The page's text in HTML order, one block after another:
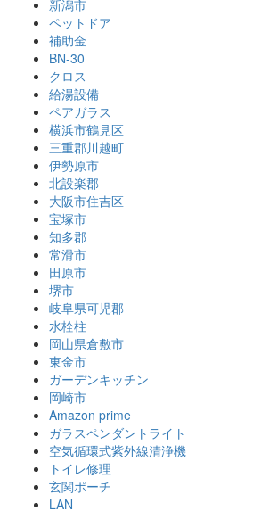
新潟市
ペットドア
補助金
BN-30
クロス
給湯設備
ペアガラス
横浜市鶴見区
三重郡川越町
伊勢原市
北設楽郡
大阪市住吉区
宝塚市
知多郡
常滑市
田原市
堺市
岐阜県可児郡
水栓柱
岡山県倉敷市
東金市
ガーデンキッチン
岡崎市
Amazon prime
ガラスペンダントライト
空気循環式紫外線清浄機
トイレ修理
玄関ポーチ
LAN